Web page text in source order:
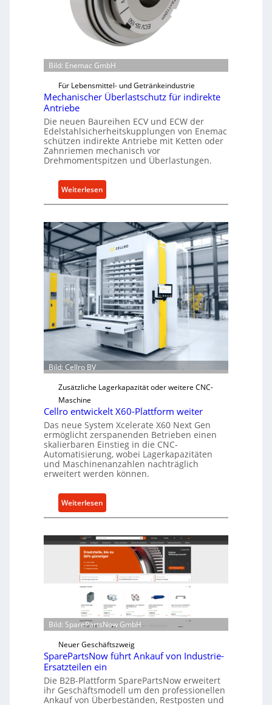
Bild: Enemac GmbH
Für Lebensmittel- und Getränkeindustrie
Mechanischer Überlastschutz für indirekte
Antriebe
Die neuen Baureihen ECV und ECW der
Edelstahlsicherheitskupplungen von Enemac
schützen indirekte Antriebe mit Ketten oder
Zahnriemen mechanisch vor
Drehmomentspitzen und Überlastungen.
Weiterlesen:
M
c
h
n
i
c
h
e
r
Ü
b
r
s
t
s
c
u
t
z
f
ü
r
i
i
r
k
t
A
n
Bild: Cellro BV
Zusätzliche Lagerkapazität oder weitere CNC-
Maschine
Cellro entwickelt X60-Plattform weiter
Das neue System Xcelerate X60 Next Gen
ermöglicht zerspanenden Betrieben einen
skalierbaren Einstieg in die CNC-
Automatisierung, wobei Lagerkapazitäten
und Maschinenanzahlen nachträglich
erweitert werden können.
Weiterlesen:
C
l
l
n
t
w
i
c
k
e
l
Bild: SparePartsNow GmbH
Neuer Geschäftszweig
SparePartsNow führt Ankauf von Industrie-
Ersatzteilen ein
Die B2B-Plattform SparePartsNow erweitert
ihr Geschäftsmodell um den professionellen
Ankauf von Überbeständen, Restposten und